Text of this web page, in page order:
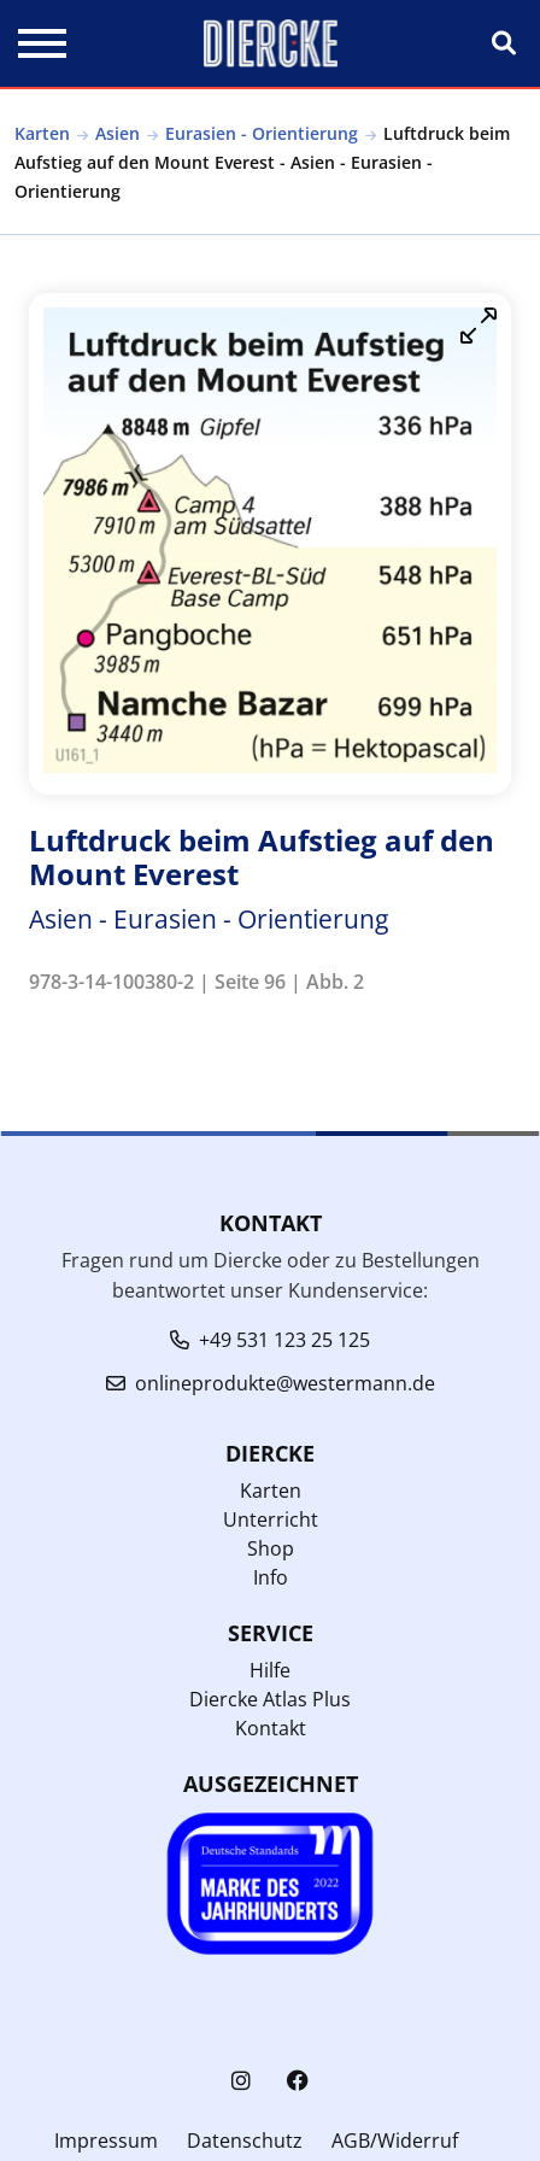
Karten Asien Eurasien - Orientierung
Luftdruck beim
Aufstieg auf den Mount Everest - Asien - Eurasien -
Orientierung
Luftdruck beim Aufstieg auf den
Mount Everest
Asien - Eurasien - Orientierung
978-3-14-100380-2 | Seite 96 | Abb. 2
KONTAKT
Fragen rund um Diercke oder zu Bestellungen
beantwortet unser Kundenservice:
+49 531 123 25 125
onlineprodukte@westermann.de
DIERCKE
Karten
Unterricht
Shop
Info
SERVICE
Hilfe
Diercke Atlas Plus
Kontakt
AUSGEZEICHNET
Impressum Datenschutz
AGB/Widerruf